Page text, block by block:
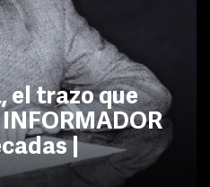
el trazo que
|